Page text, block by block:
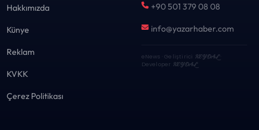
Hakkımızda
Künye
Reklam
KVKK
Çerez Politikası
+90 501 379 08 08
info@yazarhaber.com
eNews · Geliştirici KEYDAL·
Developer KEYDAL